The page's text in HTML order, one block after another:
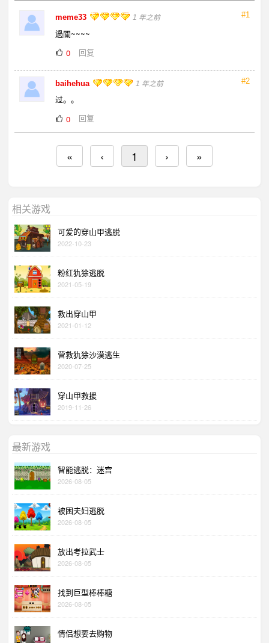
#1
meme33 1 年之前
過關~~~~
0
回复
#2
baihehua 1 年之前
过。。
0
回复
« ‹ 1 › »
相关游戏
可爱的穿山甲逃脱
2022-10-23
粉红犰狳逃脱
2021-05-19
救出穿山甲
2021-01-12
营救犰狳沙漠逃生
2020-07-25
穿山甲救援
2019-11-26
最新游戏
智能逃脱：迷宫
2026-08-05
被困夫妇逃脱
2026-08-05
放出考拉武士
2026-08-05
找到巨型棒棒糖
2026-08-05
情侣想要去购物